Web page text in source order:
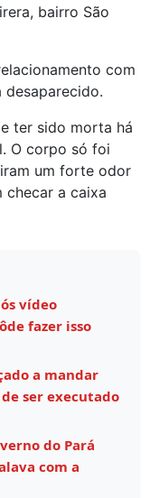
bairro São
com
desaparecido.
ter sido morta há
O corpo só foi
um forte odor
checar a caixa
vídeo
fazer isso
a mandar
ser executado
do Pará
com a